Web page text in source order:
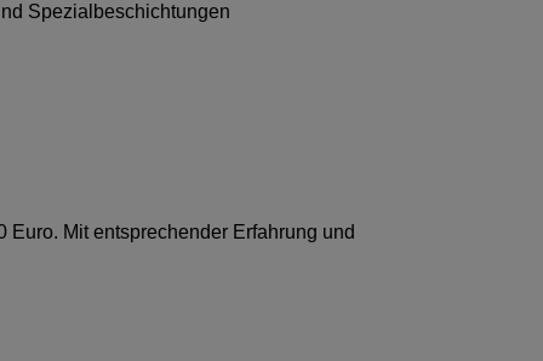
Spezialbeschichtungen
Mit entsprechender Erfahrung und